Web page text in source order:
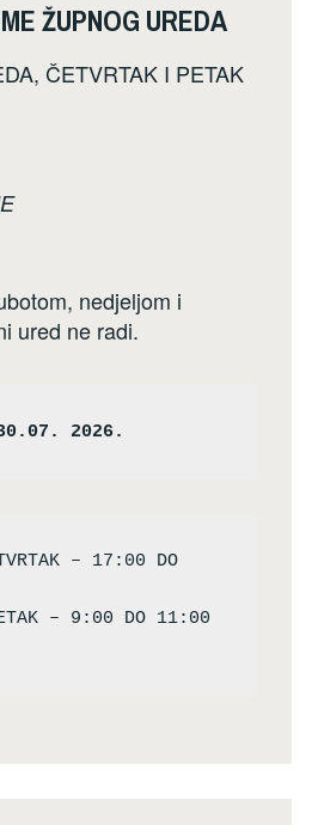
ŽUPNOG UREDA
ČETVRTAK I PETAK
nedjeljom i
ured ne radi.
2026.
– 17:00 DO
– 9:00 DO 11:00